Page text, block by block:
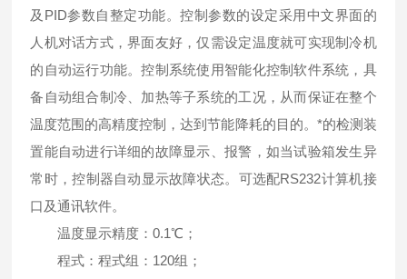
及PID参数自整定功能。控制参数的设定采用中文界面的
人机对话方式，界面友好，仅需设定温度就可实现制冷机
的自动运行功能。控制系统使用智能化控制软件系统，具
备自动组合制冷、加热等子系统的工况，从而保证在整个
温度范围的高精度控制，达到节能降耗的目的。*的检测装
置能自动进行详细的故障显示、报警，如当试验箱发生异
常时，控制器自动显示故障状态。可选配RS232计算机接
口及通讯软件。
温度显示精度：0.1℃；
程式：程式组：120组；